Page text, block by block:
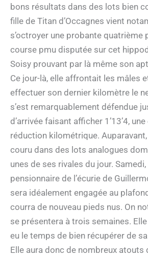
bons résultats dans des lots bien
fille de Titan d’Occagnes vient
s’octroyer une probante quatrième
course pmu disputée sur cet
Soisy prouvant par là même son
Ce jour-là, elle affrontait les mâles
effectuer son dernier kilomètre le
s’est remarquablement défendue
d’arrivée faisant afficher 1’13’4,
réduction kilométrique.
couru dans des lots analogues
unes de ses rivales du jour.
pensionnaire de l’écurie de
sera idéalement engagée au
courra de nouveau pieds nus. On
se présentera à trois semaines.
eu le temps de bien récupérer de
Elle aura donc de nombreux atouts